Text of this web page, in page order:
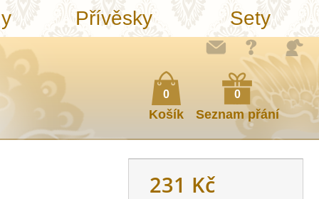
0
Košík
Přívěsky Sety
0
Seznam přání
231 Kč